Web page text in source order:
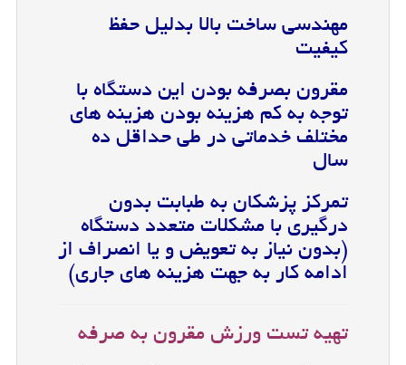
مهندسی ساخت بالا بدلیل حفظ
کیفیت
مقرون بصرفه بودن این دستگاه با
توجه به کم هزینه بودن هزینه های
مختلف خدماتی در طی حداقل ده
سال
تمرکز پزشکان به طبابت بدون
درگیری با مشکلات متعدد دستگاه
(بدون نیاز به تعویض و یا انصراف از
ادامه کار به جهت هزینه های جاری)
تهیه تست ورزش مقرون به صرفه